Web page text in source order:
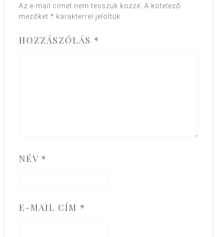
Az e-mail címet nem tesszük közzé. A kötelező
mezőket * karakterrel jelöltük
HOZZÁSZÓLÁS *
NÉV *
E-MAIL CÍM *